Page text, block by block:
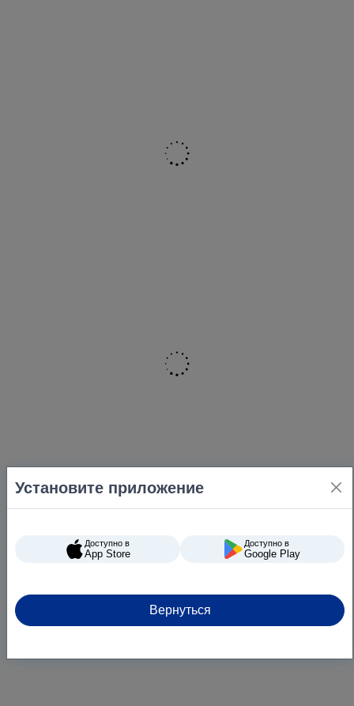
Установите приложение
Доступно в
App Store
Доступно в
Google Play
Вернуться